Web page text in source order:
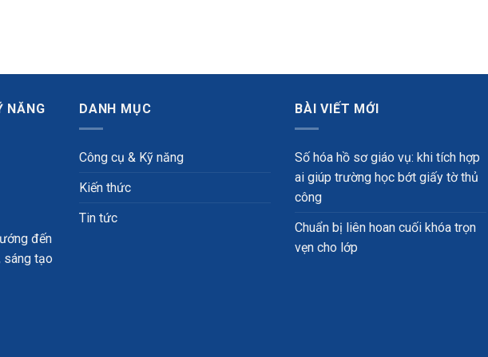
NĂNG
đến
sáng tạo
DANH MỤC
Công cụ & Kỹ năng
Kiến thức
Tin tức
BÀI VIẾT MỚI
Số hóa hồ sơ giáo vụ: khi tích hợp
ai giúp trường học bớt giấy tờ thủ
công
Chuẩn bị liên hoan cuối khóa trọn
vẹn cho lớp